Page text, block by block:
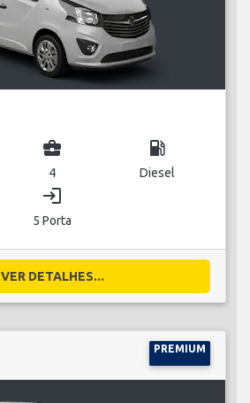
business_center
4
local_gas_station
Diesel
login
5 Porta
VER DETALHES...
PREMIUM